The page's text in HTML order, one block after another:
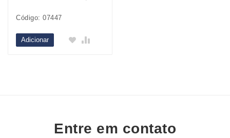
Código: 07447
Adicionar
Entre em contato